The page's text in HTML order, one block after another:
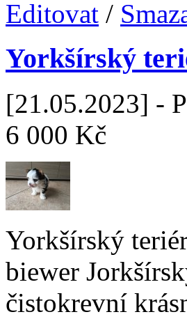
Editovat /
Yorkšírský
[21.05.2023] -
6 000 Kč
Yorkšírský
biewer
čistokrevní